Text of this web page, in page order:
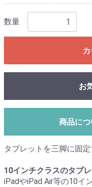
数量
お
商品に
タブレットを三脚に固
10インチクラスのタブ
iPadやiPad Air等の10イ